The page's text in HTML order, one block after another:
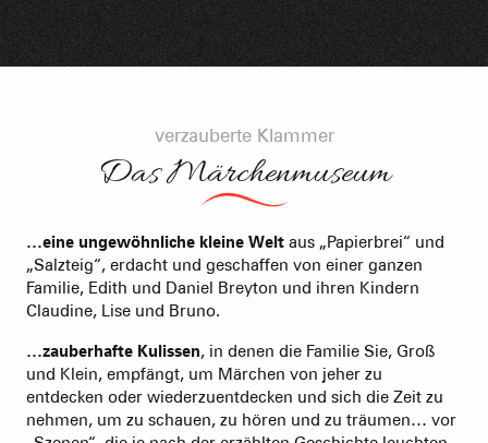
verzauberte Klammer
Das Märchenmuseum
…eine ungewöhnliche kleine Welt aus „Papierbrei“ und
„Salzteig“, erdacht und geschaffen von einer ganzen
Familie, Edith und Daniel Breyton und ihren Kindern
Claudine, Lise und Bruno.
…zauberhafte Kulissen, in denen die Familie Sie, Groß
und Klein, empfängt, um Märchen von jeher zu
entdecken oder wiederzuentdecken und sich die Zeit zu
nehmen, um zu schauen, zu hören und zu träumen… vor